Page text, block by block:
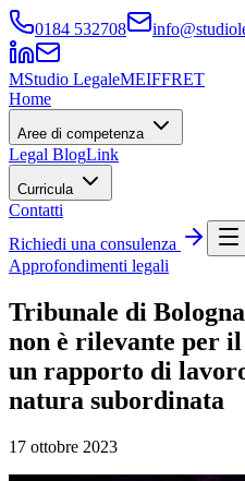
0184 532708
MStudio LegaleMEIFFRET
Home
Aree di competenza
Legal BlogLink
Curricula
Contatti
Richiedi una consulenza
Approfondimenti legali
Tribunale di
non è rilevante per
un rapporto di
natura subordinata
17 ottobre 2023